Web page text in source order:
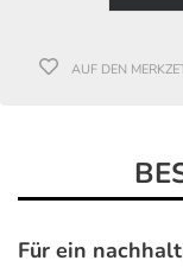
AUF DEN
Für ein